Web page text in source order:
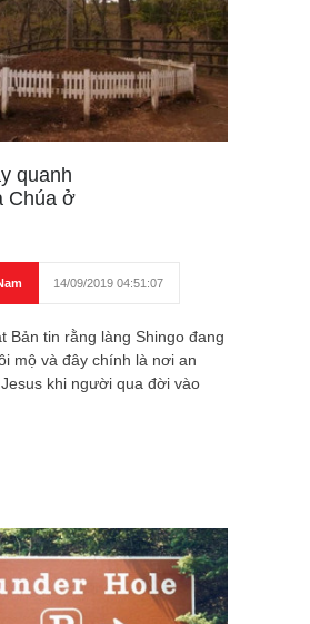
quanh
Chúa ở
14/09/2019 04:51:07
Bản tin rằng làng Shingo đang
mộ và đây chính là nơi an
khi người qua đời vào